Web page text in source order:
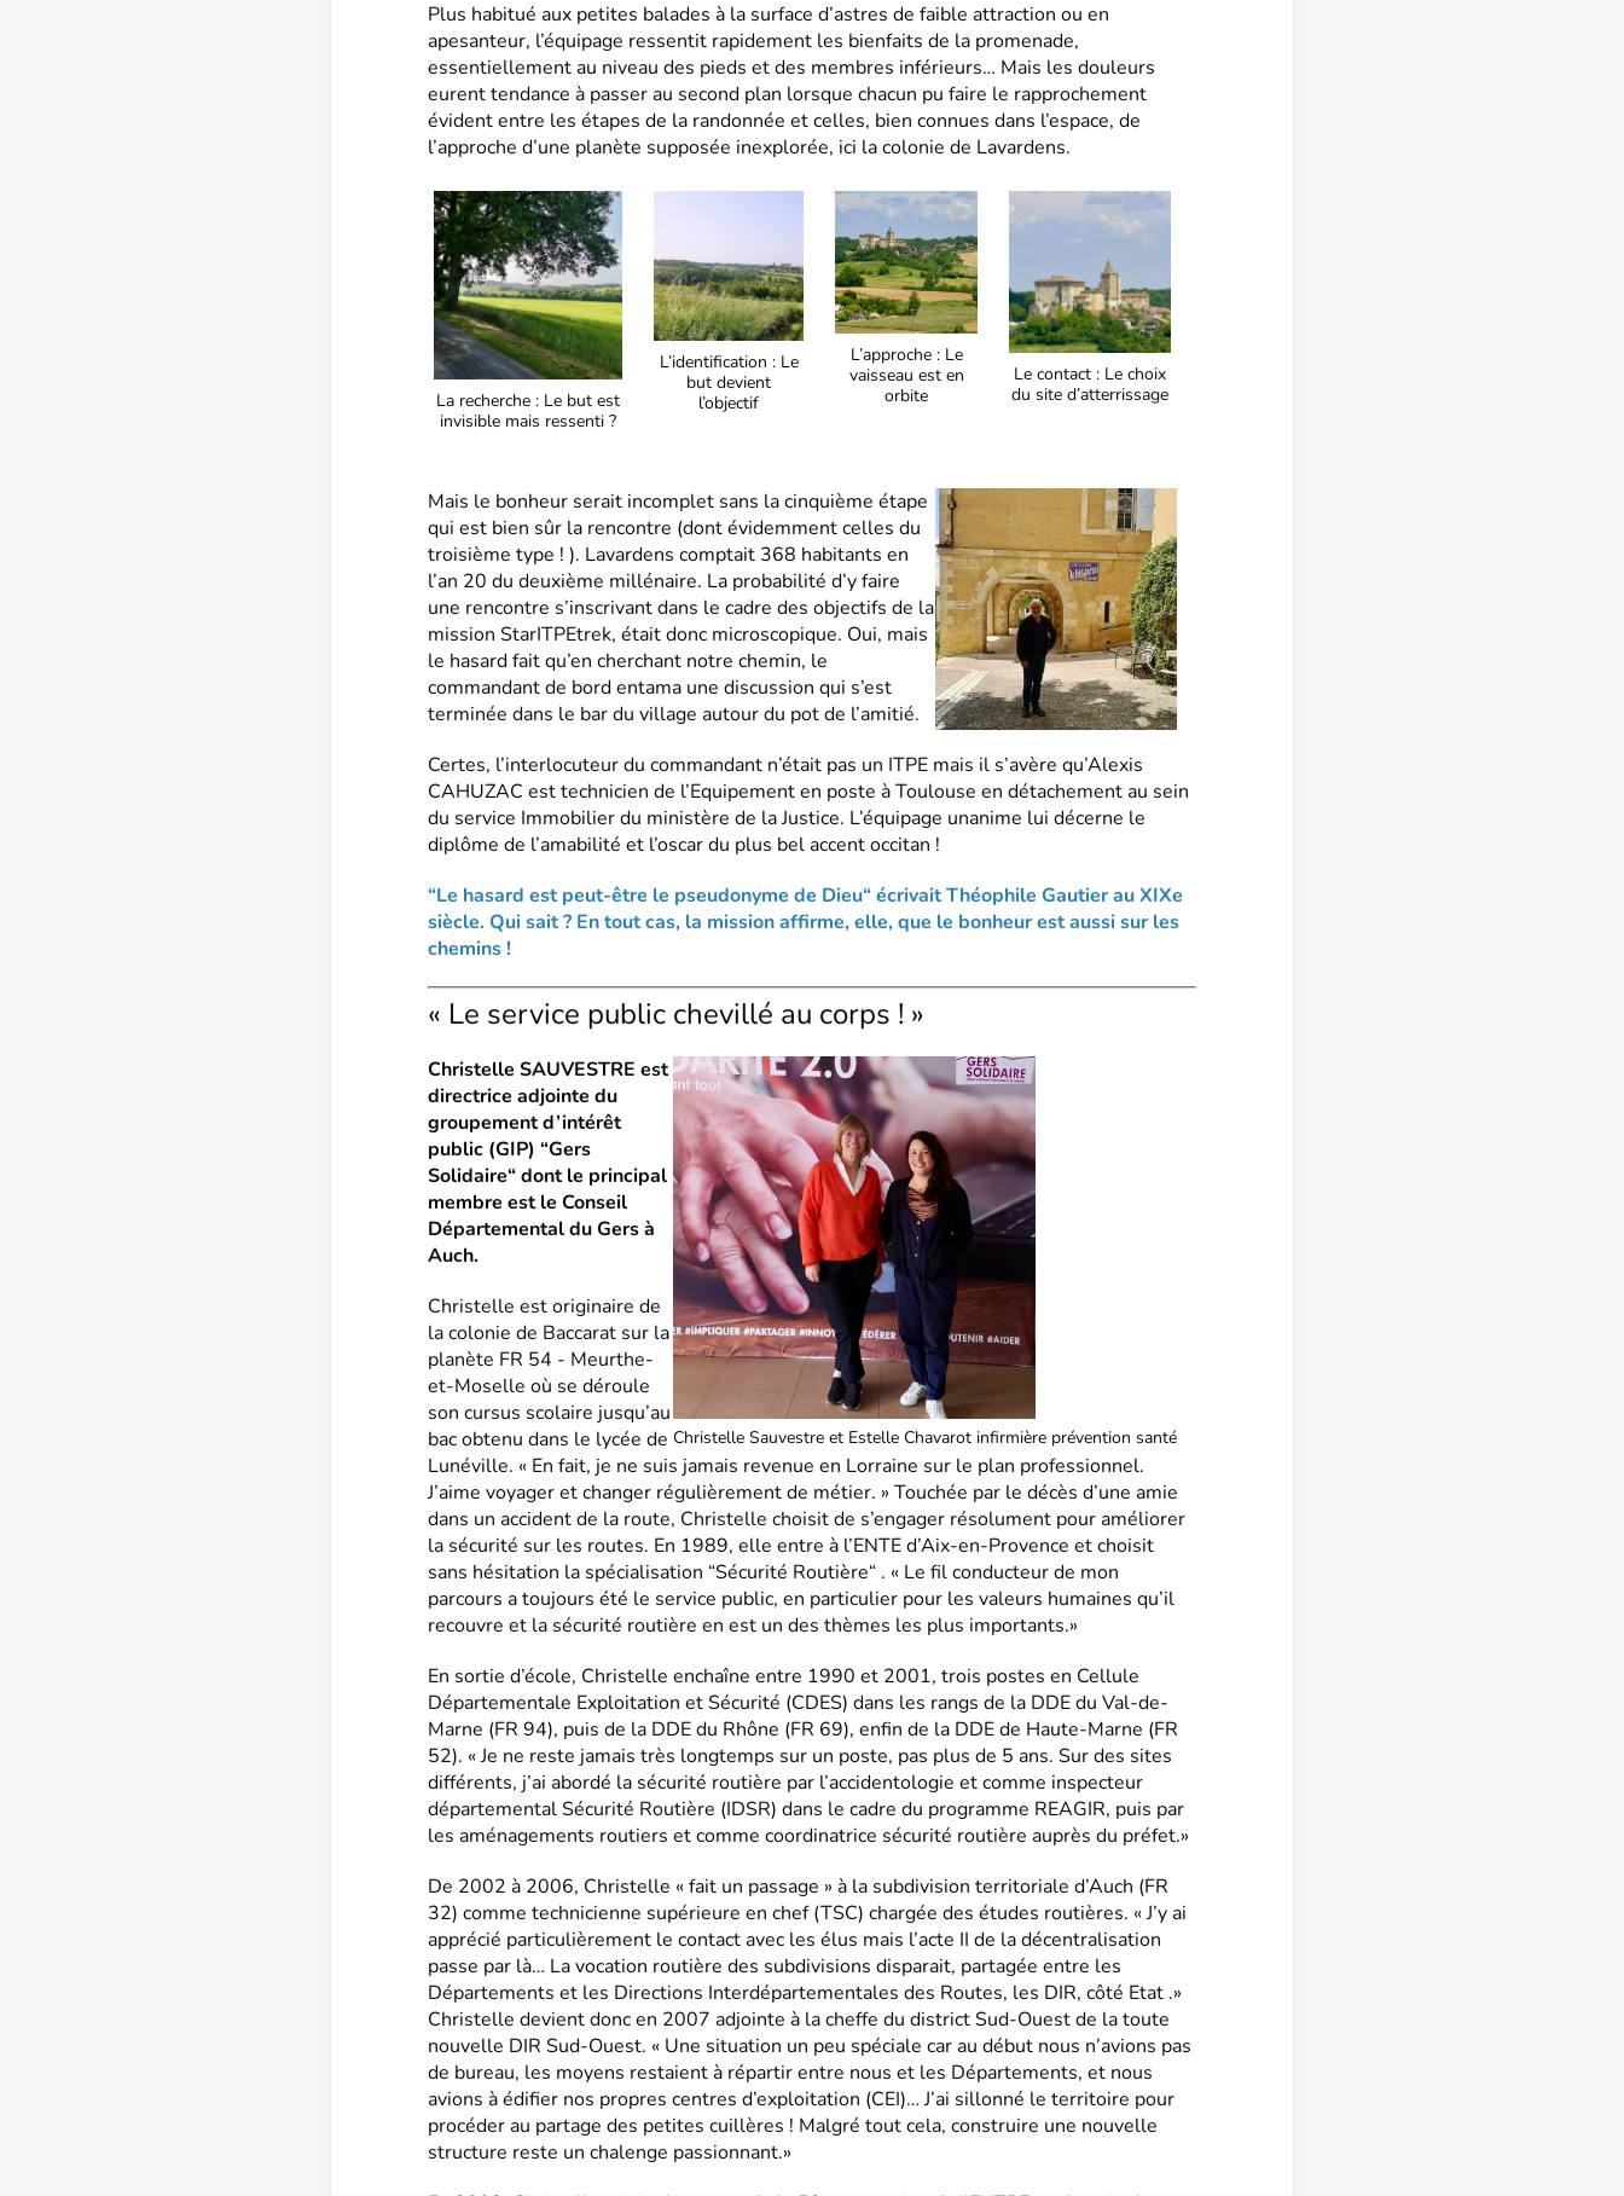
Plus habitué aux petites balades à la surface d’astres de faible attraction ou en
apesanteur, l’équipage ressentit rapidement les bienfaits de la promenade,
essentiellement au niveau des pieds et des membres inférieurs… Mais les douleurs
eurent tendance à passer au second plan lorsque chacun pu faire le rapprochement
évident entre les étapes de la randonnée et celles, bien connues dans l’espace, de
l’approche d’une planète supposée inexplorée, ici la colonie de Lavardens.
La recherche : Le but est
invisible mais ressenti ?
L’identification : Le
but devient
l’objectif
L’approche : Le
vaisseau est en
orbite
Le contact : Le choix
du site d’atterrissage
Mais le bonheur serait incomplet sans la cinquième étape
qui est bien sûr la rencontre (dont évidemment celles du
troisième type ! ). Lavardens comptait 368 habitants en
l’an 20 du deuxième millénaire. La probabilité d’y faire
une rencontre s’inscrivant dans le cadre des objectifs de la
mission StarITPEtrek, était donc microscopique. Oui, mais
le hasard fait qu’en cherchant notre chemin, le
commandant de bord entama une discussion qui s’est
terminée dans le bar du village autour du pot de l’amitié.
Certes, l’interlocuteur du commandant n’était pas un ITPE mais il s’avère qu’Alexis
CAHUZAC est technicien de l’Equipement en poste à Toulouse en détachement au sein
du service Immobilier du ministère de la Justice. L’équipage unanime lui décerne le
diplôme de l’amabilité et l’oscar du plus bel accent occitan !
“Le hasard est peut-être le pseudonyme de Dieu“ écrivait Théophile Gautier au XIXe
siècle. Qui sait ? En tout cas, la mission affirme, elle, que le bonheur est aussi sur les
chemins !
« Le service public chevillé au corps ! »
Christelle Sauvestre et Estelle Chavarot infirmière prévention santé
Christelle SAUVESTRE est
directrice adjointe du
groupement d’intérêt
public (GIP) “Gers
Solidaire“ dont le principal
membre est le Conseil
Départemental du Gers à
Auch.
Christelle est originaire de
la colonie de Baccarat sur la
planète FR 54 - Meurthe-
et-Moselle où se déroule
son cursus scolaire jusqu’au
bac obtenu dans le lycée de
Lunéville. « En fait, je ne suis jamais revenue en Lorraine sur le plan professionnel.
J’aime voyager et changer régulièrement de métier. » Touchée par le décès d’une amie
dans un accident de la route, Christelle choisit de s’engager résolument pour améliorer
la sécurité sur les routes. En 1989, elle entre à l’ENTE d’Aix-en-Provence et choisit
sans hésitation la spécialisation “Sécurité Routière“ . « Le fil conducteur de mon
parcours a toujours été le service public, en particulier pour les valeurs humaines qu’il
recouvre et la sécurité routière en est un des thèmes les plus importants.»
En sortie d’école, Christelle enchaîne entre 1990 et 2001, trois postes en Cellule
Départementale Exploitation et Sécurité (CDES) dans les rangs de la DDE du Val-de-
Marne (FR 94), puis de la DDE du Rhône (FR 69), enfin de la DDE de Haute-Marne (FR
52). « Je ne reste jamais très longtemps sur un poste, pas plus de 5 ans. Sur des sites
différents, j’ai abordé la sécurité routière par l’accidentologie et comme inspecteur
départemental Sécurité Routière (IDSR) dans le cadre du programme REAGIR, puis par
les aménagements routiers et comme coordinatrice sécurité routière auprès du préfet.»
De 2002 à 2006, Christelle « fait un passage » à la subdivision territoriale d’Auch (FR
32) comme technicienne supérieure en chef (TSC) chargée des études routières. « J’y ai
apprécié particulièrement le contact avec les élus mais l’acte II de la décentralisation
passe par là… La vocation routière des subdivisions disparait, partagée entre les
Départements et les Directions Interdépartementales des Routes, les DIR, côté Etat .»
Christelle devient donc en 2007 adjointe à la cheffe du district Sud-Ouest de la toute
nouvelle DIR Sud-Ouest. « Une situation un peu spéciale car au début nous n’avions pas
de bureau, les moyens restaient à répartir entre nous et les Départements, et nous
avions à édifier nos propres centres d’exploitation (CEI)… J’ai sillonné le territoire pour
procéder au partage des petites cuillères ! Malgré tout cela, construire une nouvelle
structure reste un chalenge passionnant.»